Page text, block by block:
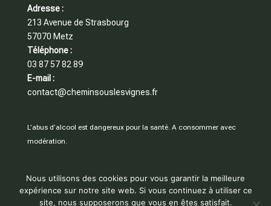
Adresse :
213 Avenue de Strasbourg
57070 Metz
Téléphone :
03 87 57 82 89
E-mail :
contact@cheminsouslesvignes.fr
L’abus d’alcool est dangereux pour la santé. A consommer avec
modération.
© Une réalisation dePierre Close|Mentions légales|
Nous utilisons des cookies pour vous garantir la meilleure
expérience sur notre site web. Si vous continuez à utiliser ce
site, nous supposerons que vous en êtes satisfait.